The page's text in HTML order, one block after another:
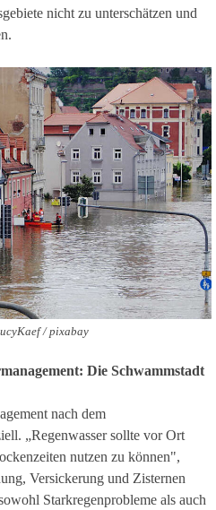
nicht zu unterschätzen und
/ pixabay
Die Schwammstadt
nach dem
„Regenwasser sollte vor Ort
nutzen zu können",
Versickerung und Zisternen
Starkregenprobleme als auch